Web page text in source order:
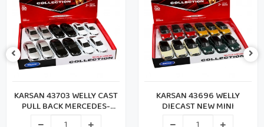
KARSAN 43703 WELLY CAST
PULL BACK MERCEDES-
BENZ (72)
KARSAN 43696 WELLY
DIECAST NEW MINI